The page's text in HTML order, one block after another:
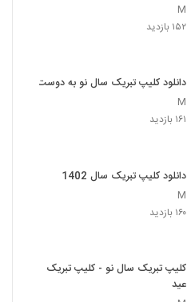
M
۱۵۲ بازدید
دانلود کلیپ تبریک سال نو به دوست
M
۱۶۱ بازدید
دانلود کلیپ تبریک سال 1402
M
۱۶۰ بازدید
کلیپ تبریک سال نو - کلیپ تبریک
عید